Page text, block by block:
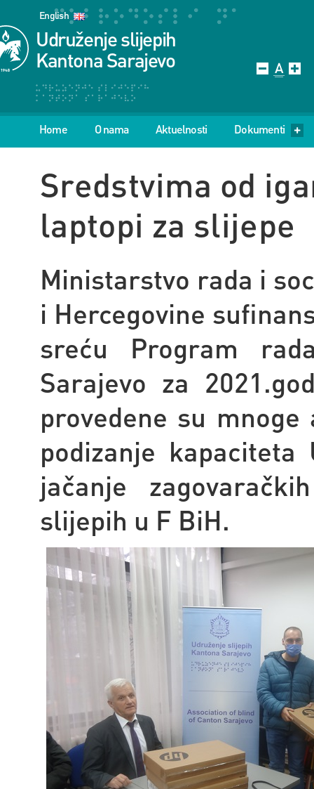
English
Udruženje slijepih
Kantona Sarajevo
Home O nama Aktuelnosti Dokumenti
Sredstvima od
laptopi za slijepe
Ministarstvo rada i
i Hercegovine
sreću Program
Sarajevo za
provedene su
podizanje
jačanje
slijepih u F BiH.